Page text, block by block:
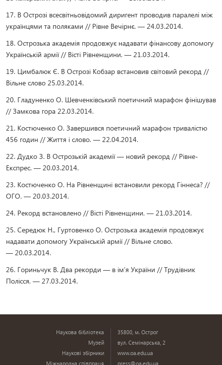
17. В Острозі всесвітньовідомий диригент проводив паралелі між
українцями та поляками // Рівне Вечірнє. — 24.03.2014.
18. Острозька академія продовжує надавати фінансову допомогу
Українській армії // Вісті Рівненщини. — 21.03.2014.
19. Цимбалюк Є. В Острозі Кобзар встановив світовий рекорд //
Вільне слово 25.03.2014.
20. Гладуненко О. Шевченківський поетичний марафон фінішував
// Замкова гора 22.03.2014.
21. Костюченко О. Завершився поетичний марафон тривалістю
456 годин // Життя і слово. — 22.04.2014.
22. Дудко З. В Острозькій академії — новий рекорд // Рівне-
Експрес. — 20.03.2014.
23. Костюченко О. На Рівненщині встановили рекорд Гіннеса? //
ОГО. — 20.03.2014.
24. Рекорд встановлено // Вісті Рівненщини. — 21.03.2014.
25. Середюк Н., Гуртовенко О. Острозька академія продовжує
надавати допомогу Українській армії // Вільне слово.
— 20.03.2014.
26. Гориньчук В. Два рекорди — в ім’я України // Трудівник
Полісся. — 27.03.2014.
Наукова бібліотека
Музей
Наукові збірники
Міжнародна співпраця
35800, м. Острог
вул. Семінарська, 2
www.oa.edu.ua
press@oa.edu.ua